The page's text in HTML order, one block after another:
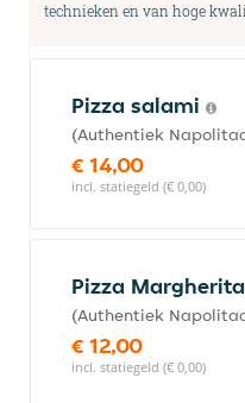
technieken en van hoge
Pizza salami
(Authentiek
€ 14,00
incl. statiegeld (€ 0,00)
Pizza Margherita
(Authentiek
€ 12,00
incl. statiegeld (€ 0,00)